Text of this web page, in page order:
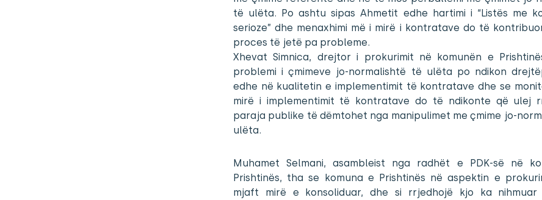
të ulëta. Po ashtu sipas Ahmetit edhe hartimi i “Listës me
serioze” dhe menaxhimi më i mirë i kontratave do të
proces të jetë pa probleme.
Xhevat Simnica, drejtor i prokurimit në komunën e
problemi i çmimeve jo-normalishtë të ulëta po ndikon
edhe në kualitetin e implementimit të kontratave dhe se
mirë i implementimit të kontratave do të ndikonte që ulej
paraja publike të dëmtohet nga manipulimet me çmime jo-
ulëta.
Muhamet Selmani, asambleist nga radhët e PDK-së në
Prishtinës, tha se komuna e Prishtinës në aspektin e
mjaft mirë e konsoliduar, dhe si rrjedhojë kjo ka nihmuar